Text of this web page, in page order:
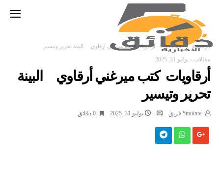
‫الرئيسية‬ مقالات أرقاويات كتب ميرغني أرقاوي البينة تحرير وتيسير
مقالات - يوليو 31, 2025
أرقاويات كتب ميرغني أرقاوي البينة
تحرير وتيسير
يوليو 31, 2025 0 ‫دقائق‬